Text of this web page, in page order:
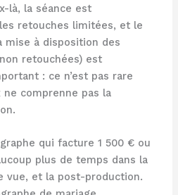
là, la séance est
retouches limitées, et le
mise à disposition des
retouchées) est
: ce n’est pas rare
ne comprenne pas la
qui facture 1 500 € ou
plus de temps dans la
vue, et la post-production.